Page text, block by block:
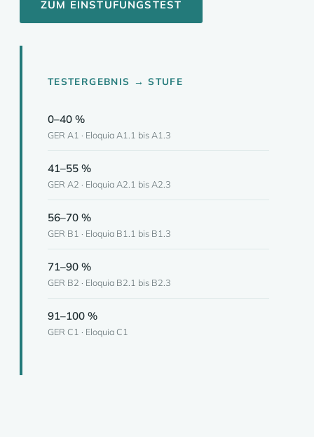
ZUM EINSTUFUNGSTEST
TESTERGEBNIS → STUFE
0–40 %
GER A1 · Eloquia A1.1 bis A1.3
41–55 %
GER A2 · Eloquia A2.1 bis A2.3
56–70 %
GER B1 · Eloquia B1.1 bis B1.3
71–90 %
GER B2 · Eloquia B2.1 bis B2.3
91–100 %
GER C1 · Eloquia C1